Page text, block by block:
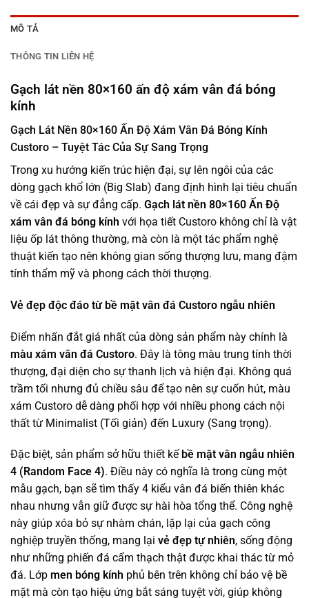
MÔ TẢ
THÔNG TIN LIÊN HỆ
Gạch lát nền 80×160 ấn độ xám vân đá bóng
kính
Gạch Lát Nền 80×160 Ấn Độ Xám Vân Đá Bóng Kính
Custoro – Tuyệt Tác Của Sự Sang Trọng
Trong xu hướng kiến trúc hiện đại, sự lên ngôi của các
dòng gạch khổ lớn (Big Slab) đang định hình lại tiêu chuẩn
về cái đẹp và sự đẳng cấp. Gạch lát nền 80×160 Ấn Độ
xám vân đá bóng kính với họa tiết Custoro không chỉ là vật
liệu ốp lát thông thường, mà còn là một tác phẩm nghệ
thuật kiến tạo nên không gian sống thượng lưu, mang đậm
tính thẩm mỹ và phong cách thời thượng.
Vẻ đẹp độc đáo từ bề mặt vân đá Custoro ngẫu nhiên
Điểm nhấn đắt giá nhất của dòng sản phẩm này chính là
màu xám vân đá Custoro. Đây là tông màu trung tính thời
thượng, đại diện cho sự thanh lịch và hiện đại. Không quá
trầm tối nhưng đủ chiều sâu để tạo nên sự cuốn hút, màu
xám Custoro dễ dàng phối hợp với nhiều phong cách nội
thất từ Minimalist (Tối giản) đến Luxury (Sang trọng).
Đặc biệt, sản phẩm sở hữu thiết kế bề mặt vân ngẫu nhiên
4 (Random Face 4). Điều này có nghĩa là trong cùng một
mẫu gạch, bạn sẽ tìm thấy 4 kiểu vân đá biến thiên khác
nhau nhưng vẫn giữ được sự hài hòa tổng thể. Công nghệ
này giúp xóa bỏ sự nhàm chán, lặp lại của gạch công
nghiệp truyền thống, mang lại vẻ đẹp tự nhiên, sống động
như những phiến đá cẩm thạch thật được khai thác từ mỏ
đá. Lớp men bóng kính phủ bên trên không chỉ bảo vệ bề
mặt mà còn tạo hiệu ứng bắt sáng tuyệt vời, giúp không